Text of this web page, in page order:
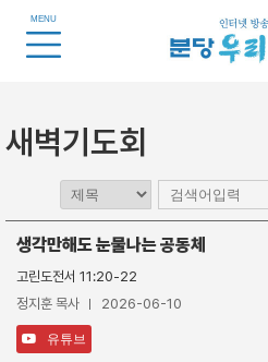
MENU
새벽기도회
생각만해도 눈물나는 공동체
고린도전서 11:20-22
정지훈 목사
2026-06-10
유튜브